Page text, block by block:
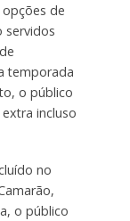
de
servidos
temporada
o público
incluso
no
o público